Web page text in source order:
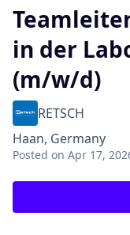
in der
(m/w/d)
RETSCH
Haan, Germany
Posted on Apr 17,